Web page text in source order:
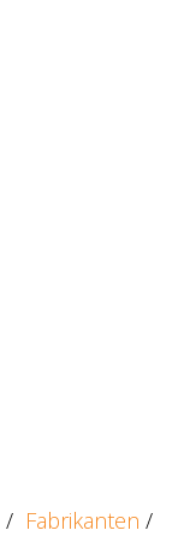
/ Fabrikanten /